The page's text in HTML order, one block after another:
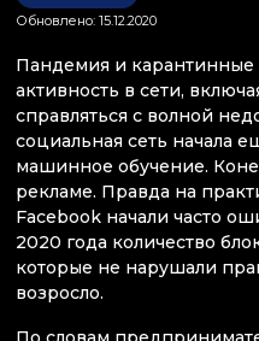
Обновлено: 15.12.2020
Пандемия и
активность в сети,
справляться с волной
социальная сеть начала
машинное обучение.
рекламе. Правда на
Facebook начали часто
2020 года количество
которые не нарушали
возросло.